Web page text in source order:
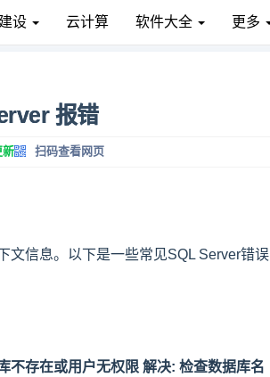
设 云计算 软件大全 更多
报错
新 扫码查看网页
文信息。以下是一些常见SQL Server错误
存在或用户无权限 解决: 检查数据库名